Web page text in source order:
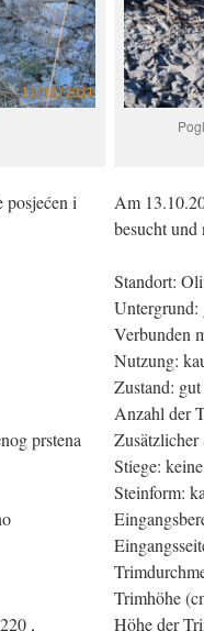
i
prstena
,
Am
besucht und
Standort:
Untergrund:
Verbunden
Nutzung:
Zustand:
Anzahl der
Stiege: keine
Steinform:
Trimhöhe
Höhe der